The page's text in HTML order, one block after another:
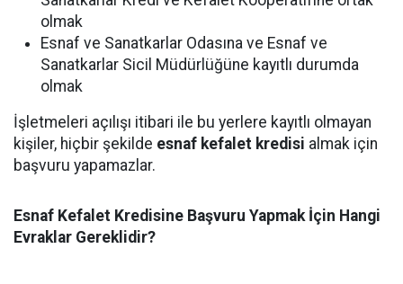
olmak
Esnaf ve Sanatkarlar Odasına ve Esnaf ve
Sanatkarlar Sicil Müdürlüğüne kayıtlı durumda
olmak
İşletmeleri açılışı itibari ile bu yerlere kayıtlı olmayan
kişiler, hiçbir şekilde esnaf kefalet kredisi almak için
başvuru yapamazlar.
Esnaf Kefalet Kredisine Başvuru Yapmak İçin Hangi
Evraklar Gereklidir?